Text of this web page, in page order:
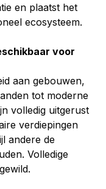
en plaatst het
ecosysteem.
voor
aan gebouwen,
tot moderne
volledig uitgerust
verdiepingen
andere de
Volledige